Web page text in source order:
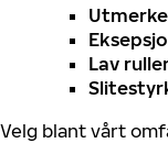
Lav
Velg blant vårt